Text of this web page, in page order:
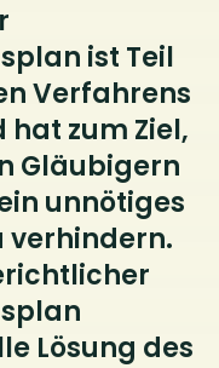
ist Teil
Verfahrens
zum Ziel,
Gläubigern
unnötiges
verhindern.
Lösung des